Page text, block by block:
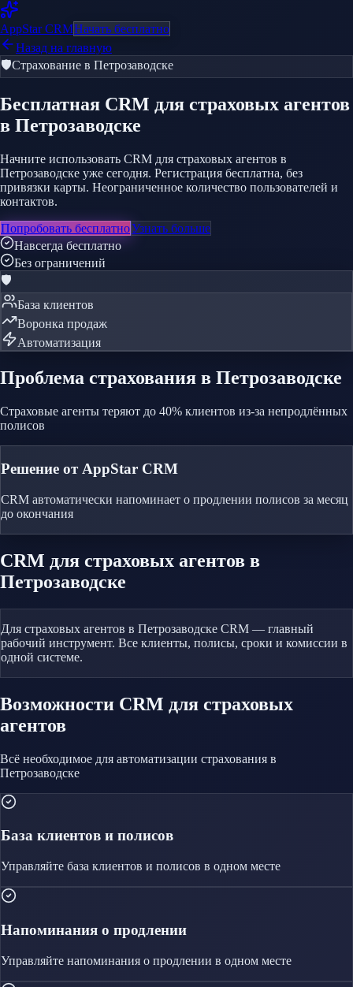
AppStarCRMНачать бесплатно
Назад на главную
🛡️Страхование в Петрозаводске
Бесплатная CRM для страховых агентов
в Петрозаводске
Начните использовать CRM для страховых агентов в
Петрозаводске уже сегодня. Регистрация бесплатна, без
привязки карты. Неограниченное количество пользователей и
контактов.
Попробовать бесплатноУзнать больше
Навсегда бесплатно
Без ограничений
🛡️
База клиентов
Воронка продаж
Автоматизация
Проблема страхования в Петрозаводске
Страховые агенты теряют до 40% клиентов из-за непродлённых
полисов
Решение от AppStar CRM
CRM автоматически напоминает о продлении полисов за месяц
до окончания
CRM для страховых агентов в
Петрозаводске
Для страховых агентов в Петрозаводске CRM — главный
рабочий инструмент. Все клиенты, полисы, сроки и комиссии в
одной системе.
Возможности CRM для страховых
агентов
Всё необходимое для автоматизации страхования в
Петрозаводске
База клиентов и полисов
Управляйте база клиентов и полисов в одном месте
Напоминания о продлении
Управляйте напоминания о продлении в одном месте